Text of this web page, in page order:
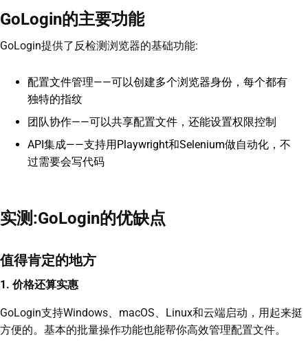
GoLogin的主要功能
GoLogin提供了反检测浏览器的基础功能:
配置文件管理——可以创建多个浏览器身份，每个都有
独特的指纹
团队协作——可以共享配置文件，还能设置权限控制
API集成——支持用Playwright和Selenium做自动化，不
过需要会写代码
实测:GoLogin的优缺点
值得肯定的地方
1. 价格还算实惠
GoLogin支持Windows、macOS、Linux和云端启动，用起来挺
方便的。基本的批量操作功能也能帮你高效管理配置文件。